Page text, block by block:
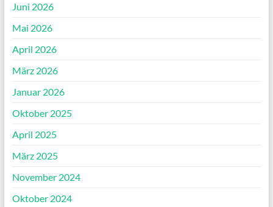
Juni 2026
Mai 2026
April 2026
März 2026
Januar 2026
Oktober 2025
April 2025
März 2025
November 2024
Oktober 2024